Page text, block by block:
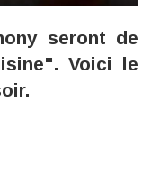
seront de
Voici le